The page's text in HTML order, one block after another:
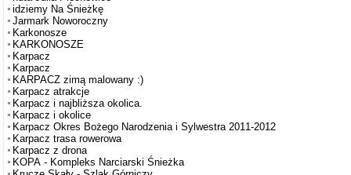
idziemy Na Śnieżkę
Jarmark Noworoczny
Karkonosze
KARKONOSZE
Karpacz
Karpacz
KARPACZ zimą malowany :)
Karpacz atrakcje
Karpacz i najbliższa okolica.
Karpacz i okolice
Karpacz Okres Bożego Narodzenia i Sylwestra 2011-2012
Karpacz trasa rowerowa
Karpacz z drona
KOPA - Kompleks Narciarski Śnieżka